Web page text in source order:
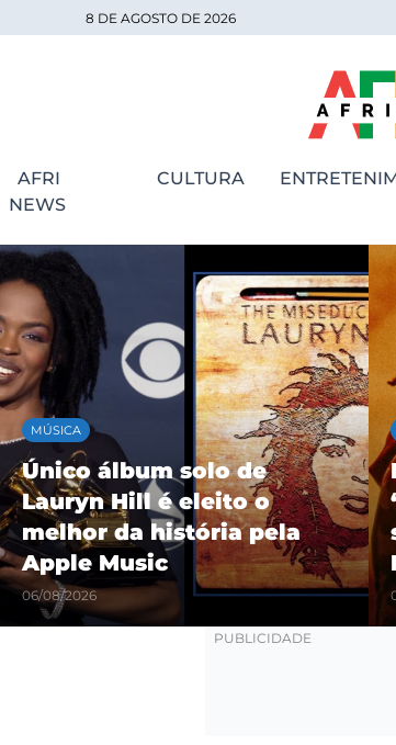
8 DE AGOSTO DE 2026
AFRI
NEWS
CULTURA
MÚSICA
Único álbum solo de
Lauryn Hill é eleito o
melhor da história pela
Apple Music
06/08/2026